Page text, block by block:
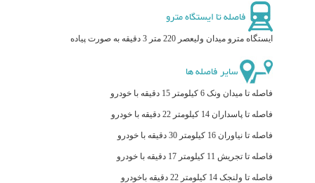
فاصله تا ایستگاه مترو
ایستگاه مترو میدان ولیعصر 220 متر 3 دقیقه به صورت پیاده
سایر فاصله ها
فاصله تا میدان ونک 6 کیلومتر 15 دقیقه با خودرو
فاصله تا پاسداران 14 کیلومتر 22 دقیقه با خودرو
فاصله تا نیاوران 16 کیلومتر 30 دقیقه با خودرو
فاصله تا تجریش 11 کیلومتر 17 دقیقه با خودرو
فاصله تا ولنجک 14 کیلومتر 22 دقیقه باخودرو